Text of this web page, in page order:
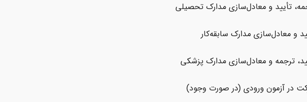
تأیید و معادل‌سازی مدارک تحصیلی
و معادل‌سازی مدارک سابقه‌کار
ترجمه و معادل‌سازی مدارک پزشکی
در آزمون‌ ورودی (در صورت وجود)